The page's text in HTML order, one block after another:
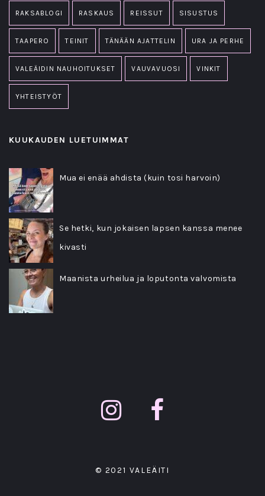
RAKSABLOGI RASKAUS REISSUT SISUSTUS
TAAPERO TEINIT TÄNÄÄN AJATTELIN URA JA PERHE
VALEÄIDIN NAUHOITUKSET VAUVAVUOSI VINKIT
YHTEISTYÖT
KUUKAUDEN LUETUIMMAT
Mua ei enää ahdista (kuin tosi harvoin)
Se hetki, kun jokaisen lapsen kanssa menee
kivasti
Maanista urheilua ja loputonta valvomista
© 2021 VALEÄITI